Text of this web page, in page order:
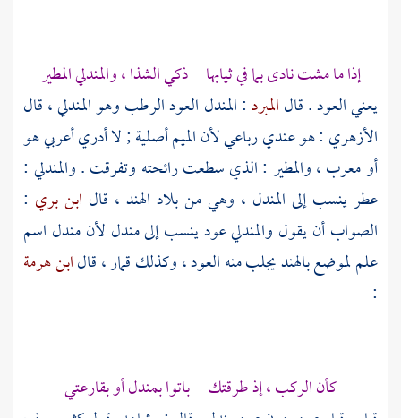
إذا ما مشت نادى بما في ثيابها ذكي الشذا ، والمندلي المطير
يعني العود . قالالمبرد: المندل العود الرطب وهو المندلي ، قال
الأزهري : هو عندي رباعي لأن الميم أصلية ; لا أدري أعربي هو
أو معرب ، والمطير : الذي سطعت رائحته وتفرقت . والمندلي :
عطر ينسب إلى المندل ، وهي من بلاد الهند ، قال ابن بري :
الصواب أن يقول والمندلي عود ينسب إلى مندل لأن مندل اسم
علم لموضع بالهند يجلب منه العود ، وكذلك قمار ، قالابن هرمة
:
كأن الركب ، إذ طرقتك باتوا بمندل أو بقارعتي